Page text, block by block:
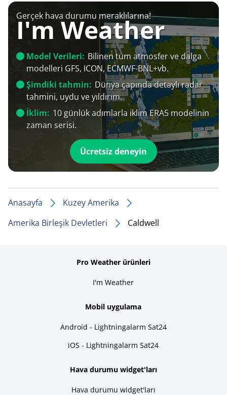
Gerçek hava durumu meraklılarına!
I'm Weather
Model Verileri: Bilinen tüm atmosfer ve dalga
modelleri GFS, ICON, ECMWF-BNL+vb.
Şimdiki tahmin: Dünya çapında detaylı radar
tahmini, uydu ve yıldırım.
İklim: 10 günlük adımlarla iklim ERA5 modelinin
zaman serisi.
Ücretsiz deneyin
Anasayfa
Kuzey Amerika
Amerika Birleşik Devletleri
Caldwell
Pro Weather ürünleri
I'm Weather
Mobil uygulama
Android - Lightningalarm Sat24
iOS - Lightningalarm Sat24
Hava durumu widget'ları
Hava durumu widget'ları